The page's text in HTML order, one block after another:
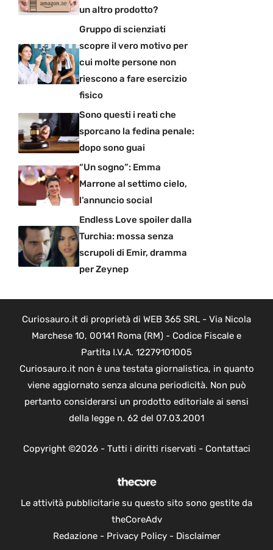
un altro prodotto?
Gruppo di scienziati
scopre il vero motivo per
cui molte persone non
riescono a fare esercizio
fisico
Sono questi i reati che
sporcano la fedina penale:
dopo sono guai
“Un sogno”: Emma
Marrone al settimo cielo,
l’annuncio social
Endless Love spoiler dalla
Turchia: mossa senza
scrupoli di Emir, dramma
per Zeynep
Curiosauro.it di proprietà di WEB 365 SRL - Via Nicola
Marchese 10, 00141 Roma (RM) - Codice Fiscale e
Partita I.V.A. 12279101005
Curiosauro.it non è una testata giornalistica, in quanto
viene aggiornato senza alcuna periodicità. Non può
pertanto considerarsi un prodotto editoriale ai sensi
della legge n. 62 del 07.03.2001
Copyright ©2026 - Tutti i diritti riservati - Contattaci
Le attività pubblicitarie su questo sito sono gestite da
theCoreAdv
Redazione- Privacy Policy- Disclaimer